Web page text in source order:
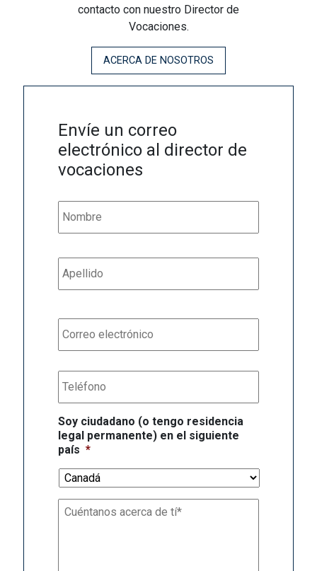
contacto con nuestro Director de
Vocaciones.
ACERCA DE NOSOTROS
Envíe un correo
electrónico al director de
vocaciones
Name * First
Last
Email *
Teléfono
Soy ciudadano (o tengo residencia
legal permanente) en el siguiente
país *
Tell
us